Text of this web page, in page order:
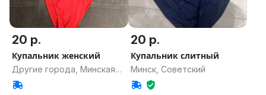
20 р.
Купальник женский
Другие города, Минская
область
20 р.
Купальник слитный
Минск, Советский